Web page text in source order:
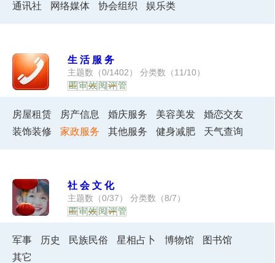
通讯社
网络媒体 协会组织 娱乐类
生活服务
主题数（0/1402） 分类数（11/10）
匿 审 效 阅 评 管
房屋租赁 房产信息 婚庆服务 美容美发
婚恋交友
装饰装修
家政服务 其他服务 健身减肥 天气查询
社会文化
主题数（0/37） 分类数（8/7）
匿 审 效 阅 评 管
军事 历史 民族民俗 星相占卜 博物馆
图书馆
其它